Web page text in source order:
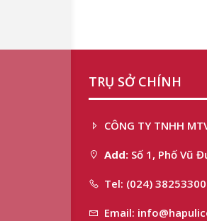
TRỤ SỞ CHÍNH
CÔNG TY TNHH
Add: Số 1, Phố Vũ
Tel: (024)
Email: